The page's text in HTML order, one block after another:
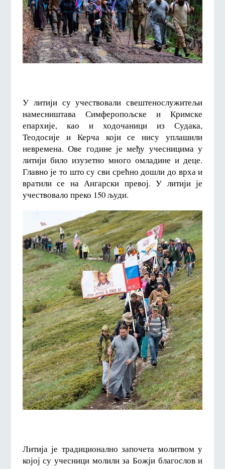
У литији су учествовали свештенослужитељи
намесништава Симферопољске и Кримске
епархије, као и ходочаници из Судака,
Теодосије и Керча који се нису уплашили
невремена. Ове године је међу учесницима у
литији било изузетно много омладине и деце.
Главно је то што су сви срећно дошли до врха и
вратили се на Ангарски превој. У литији је
учествовало преко 150 људи.
Литија је традиционално започета молитвом у
којој су учесници молили за Божји благослов и